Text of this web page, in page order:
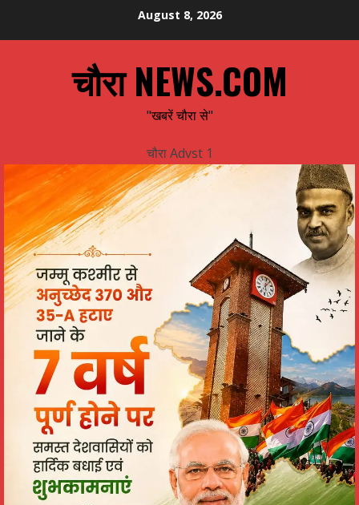
August 8, 2026
चौरा NEWS.COM
"खबरें चौरा से"
चौरा Advst 1